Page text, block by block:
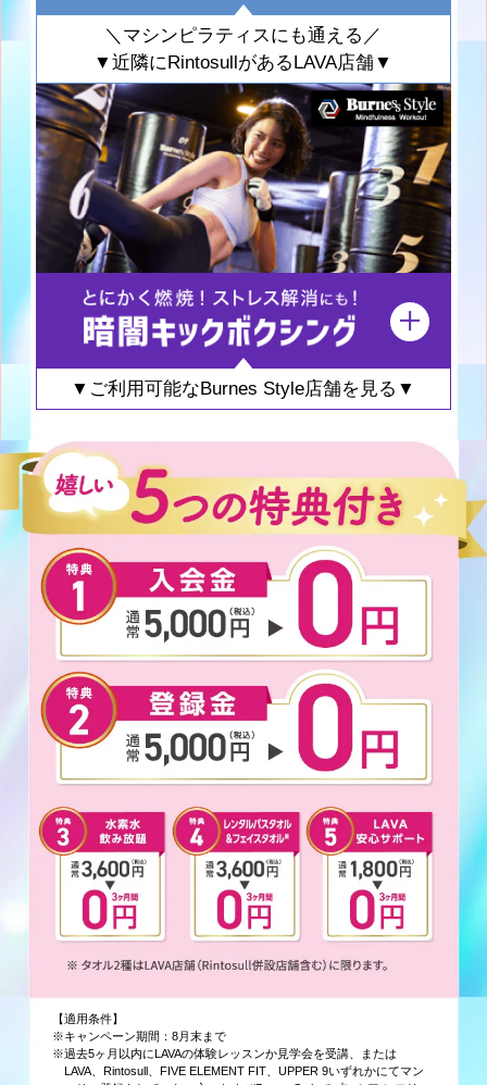
＼マシンピラティスにも通える／
▼近隣にRintosullがあるLAVA店舗▼
▼ご利用可能なBurnes Style店舗を見る▼
【適用条件】
※キャンペーン期間：8月末まで
※過去5ヶ月以内にLAVAの体験レッスンか見学会を受講、または
LAVA、Rintosull、FIVE ELEMENT FIT、UPPER 9いずれかにてマン